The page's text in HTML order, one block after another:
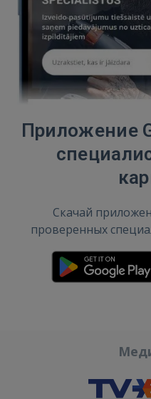
Приложение
Скачай
проверенных